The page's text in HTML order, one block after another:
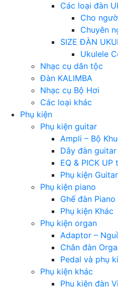
Các loại đàn
Cho
Chuyên
SIZE ĐÀN
Ukulele
Nhạc cụ dân tộc
Đàn KALIMBA
Nhạc cụ Bộ Hơi
Các loại khác
Phụ kiện
Phụ kiện guitar
Ampli – Bộ
Dây đàn guitar
EQ & PICK UP
Phụ kiện
Phụ kiện piano
Ghế đàn Piano
Phụ kiện Khác
Phụ kiện organ
Adaptor –
Chân đàn
Pedal và phụ
Phụ kiện khác
Phụ kiện đàn